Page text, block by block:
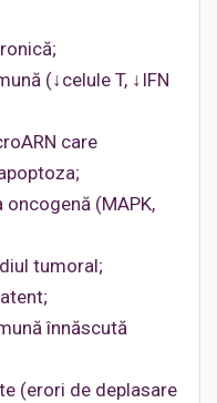
(↓celule T, ↓IFN
care
(MAPK,
tumoral;
înnăscută
(erori de deplasare